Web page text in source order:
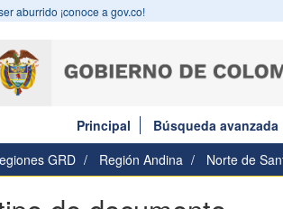
aburrido ¡conoce a gov.co!
Principal Búsqueda avanzada
GRD Región Andina Norte de